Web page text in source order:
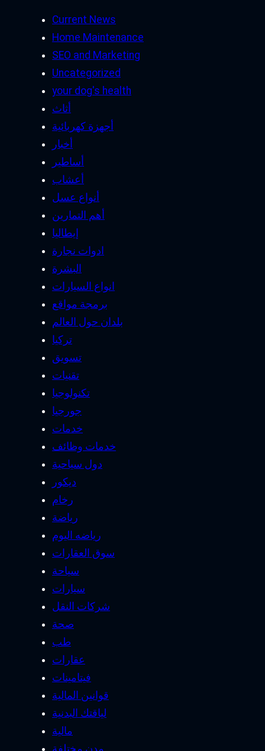
Current News
Home Maintenance
SEO and Marketing
Uncategorized
your dog's health
أثاث
أجهزة كهربائية
أخبار
أساطير
أعشاب
أنواع عسل
أهم التمارين
إيطاليا
ادوات نجارة
البشرة
انواع السيارات
برمجة مواقع
بلدان حول العالم
تركيا
تسويق
تقنيات
تكنولوجيا
جورجيا
خدمات
خدمات وظائف
دول سياحية
ديكور
رخام
رياضة
رياضه اليوم
سوق العقارات
سياحة
سيارات
شركات النقل
صحة
طب
عقارات
فيتامينات
قوانين المالية
لياقتك البدنية
مالية
مدن مختلفة